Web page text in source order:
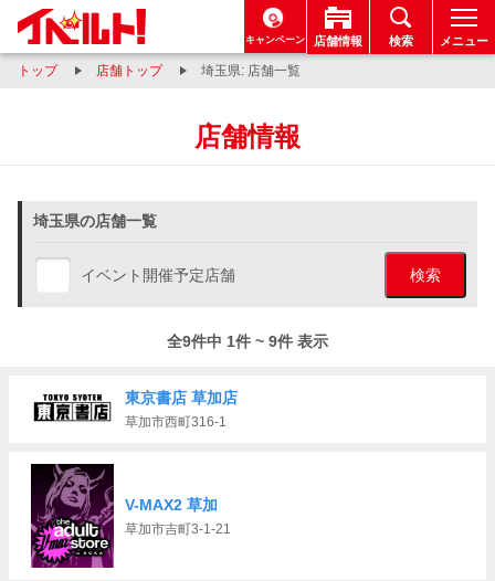
キャンペーン 店舗情報 検索 メニュー
トップ 店舗トップ 埼玉県: 店舗一覧
店舗情報
埼玉県の店舗一覧
イベント開催予定店舗 検索
全9件中 1件 ~ 9件 表示
東京書店 草加店
草加市西町316-1
V-MAX2 草加
草加市吉町3-1-21